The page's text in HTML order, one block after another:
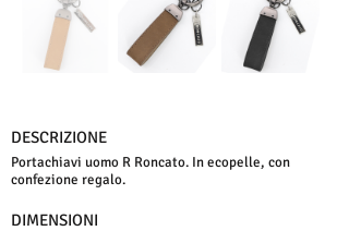
DESCRIZIONE
Portachiavi uomo R Roncato. In ecopelle, con
confezione regalo.
DIMENSIONI